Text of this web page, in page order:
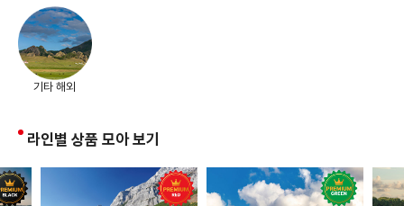
기타 해외
라인별 상품 모아 보기